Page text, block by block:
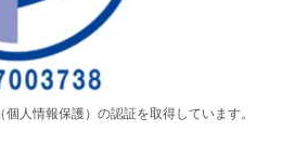
人情報保護）の認証を取得しています。